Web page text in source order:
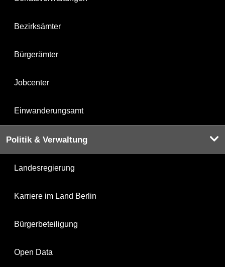
Bezirksämter
Bürgerämter
Jobcenter
Einwanderungsamt
Politik & Verwaltung
Landesregierung
Karriere im Land Berlin
Bürgerbeteiligung
Open Data